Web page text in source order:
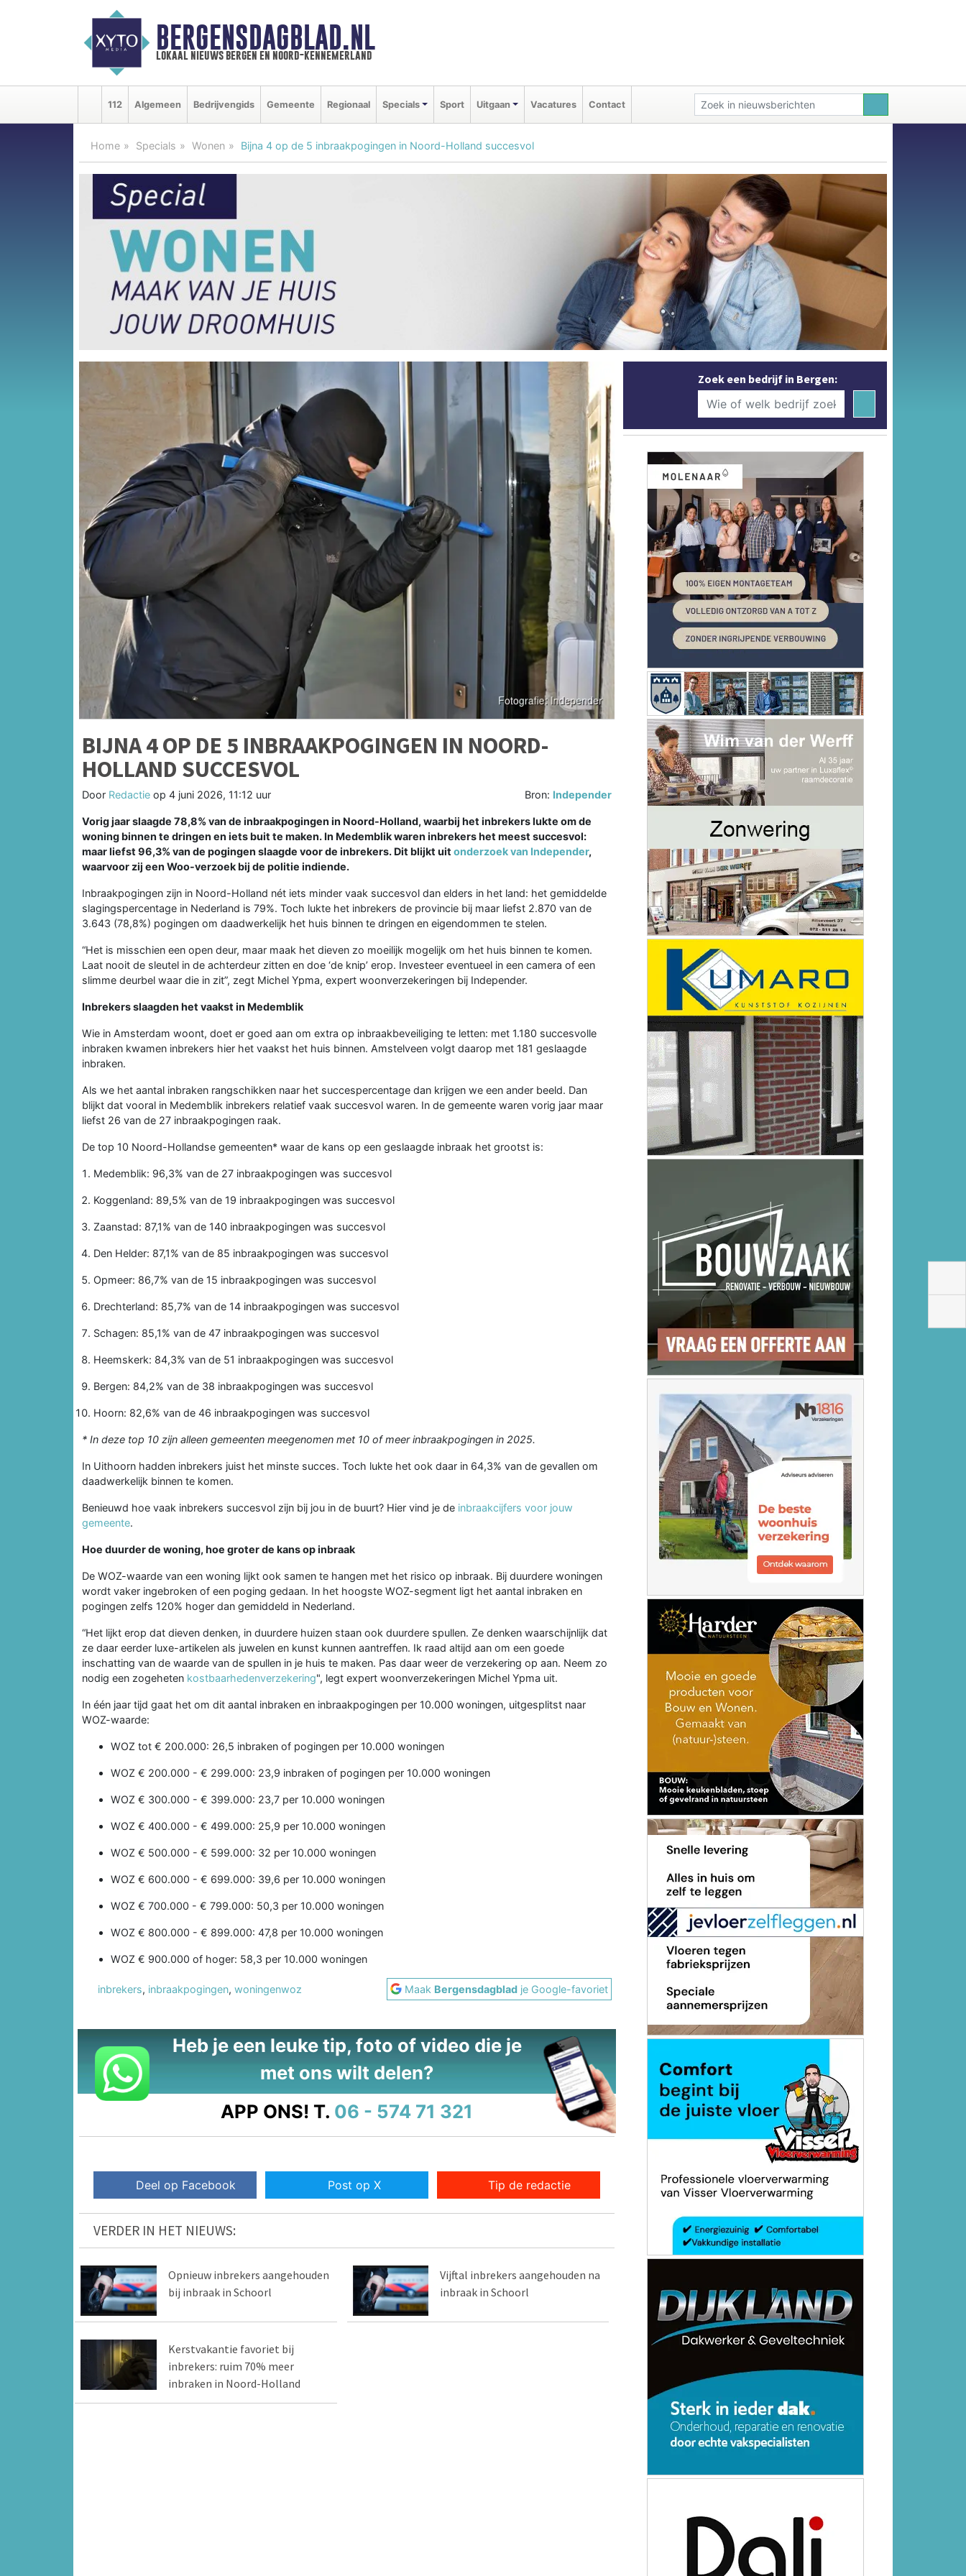
BERGENSDAGBLAD.NL
lokaal nieuws bergen en noord-kennemerland
112 Algemeen Bedrijvengids Gemeente Regionaal Specials Sport Uitgaan Vacatures Contact
Home Specials Wonen Bijna 4 op de 5 inbraakpogingen in Noord-Holland succesvol
BIJNA 4 OP DE 5 INBRAAKPOGINGEN IN NOORD-
HOLLAND SUCCESVOL
Door Redactie op 4 juni 2026, 11:12 uur Bron: Independer
Vorig jaar slaagde 78,8% van de inbraakpogingen in Noord-Holland, waarbij het inbrekers lukte om de
woning binnen te dringen en iets buit te maken. In Medemblik waren inbrekers het meest succesvol:
maar liefst 96,3% van de pogingen slaagde voor de inbrekers. Dit blijkt uit onderzoek van Independer,
waarvoor zij een Woo-verzoek bij de politie indiende.
Inbraakpogingen zijn in Noord-Holland nét iets minder vaak succesvol dan elders in het land: het gemiddelde
slagingspercentage in Nederland is 79%. Toch lukte het inbrekers de provincie bij maar liefst 2.870 van de
3.643 (78,8%) pogingen om daadwerkelijk het huis binnen te dringen en eigendommen te stelen.
“Het is misschien een open deur, maar maak het dieven zo moeilijk mogelijk om het huis binnen te komen.
Laat nooit de sleutel in de achterdeur zitten en doe ‘de knip’ erop. Investeer eventueel in een camera of een
slimme deurbel waar die in zit”, zegt Michel Ypma, expert woonverzekeringen bij Independer.
Inbrekers slaagden het vaakst in Medemblik
Wie in Amsterdam woont, doet er goed aan om extra op inbraakbeveiliging te letten: met 1.180 succesvolle
inbraken kwamen inbrekers hier het vaakst het huis binnen. Amstelveen volgt daarop met 181 geslaagde
inbraken.
Als we het aantal inbraken rangschikken naar het succespercentage dan krijgen we een ander beeld. Dan
blijkt dat vooral in Medemblik inbrekers relatief vaak succesvol waren. In de gemeente waren vorig jaar maar
liefst 26 van de 27 inbraakpogingen raak.
De top 10 Noord-Hollandse gemeenten* waar de kans op een geslaagde inbraak het grootst is:
Medemblik: 96,3% van de 27 inbraakpogingen was succesvol
Koggenland: 89,5% van de 19 inbraakpogingen was succesvol
Zaanstad: 87,1% van de 140 inbraakpogingen was succesvol
Den Helder: 87,1% van de 85 inbraakpogingen was succesvol
Opmeer: 86,7% van de 15 inbraakpogingen was succesvol
Drechterland: 85,7% van de 14 inbraakpogingen was succesvol
Schagen: 85,1% van de 47 inbraakpogingen was succesvol
Heemskerk: 84,3% van de 51 inbraakpogingen was succesvol
Bergen: 84,2% van de 38 inbraakpogingen was succesvol
Hoorn: 82,6% van de 46 inbraakpogingen was succesvol
* In deze top 10 zijn alleen gemeenten meegenomen met 10 of meer inbraakpogingen in 2025.
In Uithoorn hadden inbrekers juist het minste succes. Toch lukte het ook daar in 64,3% van de gevallen om
daadwerkelijk binnen te komen.
Benieuwd hoe vaak inbrekers succesvol zijn bij jou in de buurt? Hier vind je de inbraakcijfers voor jouw
gemeente.
Hoe duurder de woning, hoe groter de kans op inbraak
De WOZ-waarde van een woning lijkt ook samen te hangen met het risico op inbraak. Bij duurdere woningen
wordt vaker ingebroken of een poging gedaan. In het hoogste WOZ-segment ligt het aantal inbraken en
pogingen zelfs 120% hoger dan gemiddeld in Nederland.
“Het lijkt erop dat dieven denken, in duurdere huizen staan ook duurdere spullen. Ze denken waarschijnlijk dat
ze daar eerder luxe-artikelen als juwelen en kunst kunnen aantreffen. Ik raad altijd aan om een goede
inschatting van de waarde van de spullen in je huis te maken. Pas daar weer de verzekering op aan. Neem zo
nodig een zogeheten kostbaarhedenverzekering", legt expert woonverzekeringen Michel Ypma uit.
In één jaar tijd gaat het om dit aantal inbraken en inbraakpogingen per 10.000 woningen, uitgesplitst naar
WOZ-waarde:
WOZ tot € 200.000: 26,5 inbraken of pogingen per 10.000 woningen
WOZ € 200.000 - € 299.000: 23,9 inbraken of pogingen per 10.000 woningen
WOZ € 300.000 - € 399.000: 23,7 per 10.000 woningen
WOZ € 400.000 - € 499.000: 25,9 per 10.000 woningen
WOZ € 500.000 - € 599.000: 32 per 10.000 woningen
WOZ € 600.000 - € 699.000: 39,6 per 10.000 woningen
WOZ € 700.000 - € 799.000: 50,3 per 10.000 woningen
WOZ € 800.000 - € 899.000: 47,8 per 10.000 woningen
WOZ € 900.000 of hoger: 58,3 per 10.000 woningen
inbrekers, inbraakpogingen, woningenwoz Maak Bergensdagblad je Google-favoriet
Heb je een leuke tip, foto of video die je
met ons wilt delen?
APP ONS! T. 06 - 574 71 321
Deel op Facebook Post op X Tip de redactie
VERDER IN HET NIEUWS:
Opnieuw inbrekers aangehouden
bij inbraak in Schoorl
Vijftal inbrekers aangehouden na
inbraak in Schoorl
Kerstvakantie favoriet bij
inbrekers: ruim 70% meer
inbraken in Noord-Holland
Zoek een bedrijf in Bergen: